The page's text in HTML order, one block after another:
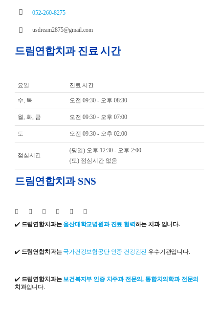
052-260-8275
usdream2875@gmail.com
드림연합치과 진료 시간
요일 진료 시간
수, 목 오전 09:30 - 오후 08:30
월, 화, 금 오전 09:30 - 오후 07:00
토 오전 09:30 - 오후 02:00
점심시간
(평일) 오후 12:30 - 오후 2:00
(토) 점심시간 없음
드림연합치과 SNS
✔️ 드림연합치과는 울산대학교병원과 진료 협력하는 치과 입니다.
✔️ 드림연합치과는 국가건강보험공단 인증 건강검진 우수기관입니다.
✔️ 드림연합치과는 보건복지부 인증 치주과 전문의, 통합치의학과 전문의
치과입니다.